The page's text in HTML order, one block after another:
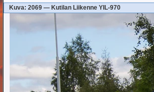
Kuva: 2069 — Kutilan Liikenne YIL-970